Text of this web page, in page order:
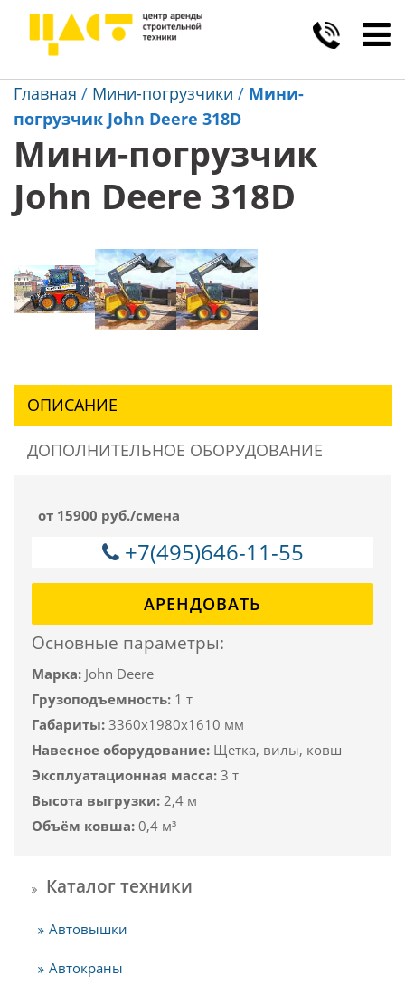
Главная / Мини-погрузчики / Мини-
погрузчик John Deere 318D
Мини-погрузчик
John Deere 318D
ОПИСАНИЕ
ДОПОЛНИТЕЛЬНОЕ ОБОРУДОВАНИЕ
от 15900 руб./смена
+7(495)646-11-55
АРЕНДОВАТЬ
Основные параметры:
Марка: John Deere
Грузоподъемность: 1 т
Габариты: 3360x1980x1610 мм
Навесное оборудование: Щетка, вилы, ковш
Эксплуатационная масса: 3 т
Высота выгрузки: 2,4 м
Объём ковша: 0,4 м³
Каталог техники
Автовышки
Автокраны